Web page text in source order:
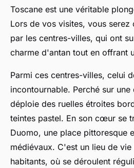
Toscane est une véritable
Lors de vos visites, vous serez
par les centres-villes, qui ont
charme d'antan tout en offrant
Parmi ces centres-villes, celui
incontournable. Perché sur
déploie des ruelles étroites
teintes pastel. En son cœur se
Duomo, une place pittoresque
médiévaux. C'est un lieu de
habitants, où se déroulent